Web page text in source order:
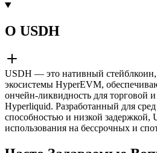
О USDH
USDH — это нативный
экосистемы HyperEVM,
ончейн-ликвидность для торговой
Hyperliquid. Разработанный для
способностью и низкой задержкой,
использования на бессрочных и